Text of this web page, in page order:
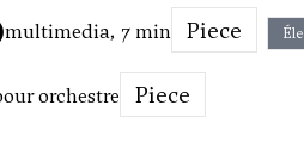
multimedia, 7 min Piece
orchestre
Piece